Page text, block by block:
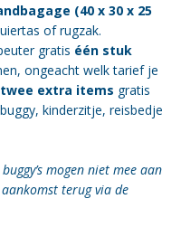
(40 x 30 x 25
of rugzak.
gratis één stuk
ongeacht welk tarief je
twee extra items gratis
kinderzitje, reisbedje
mogen niet mee aan
terug via de